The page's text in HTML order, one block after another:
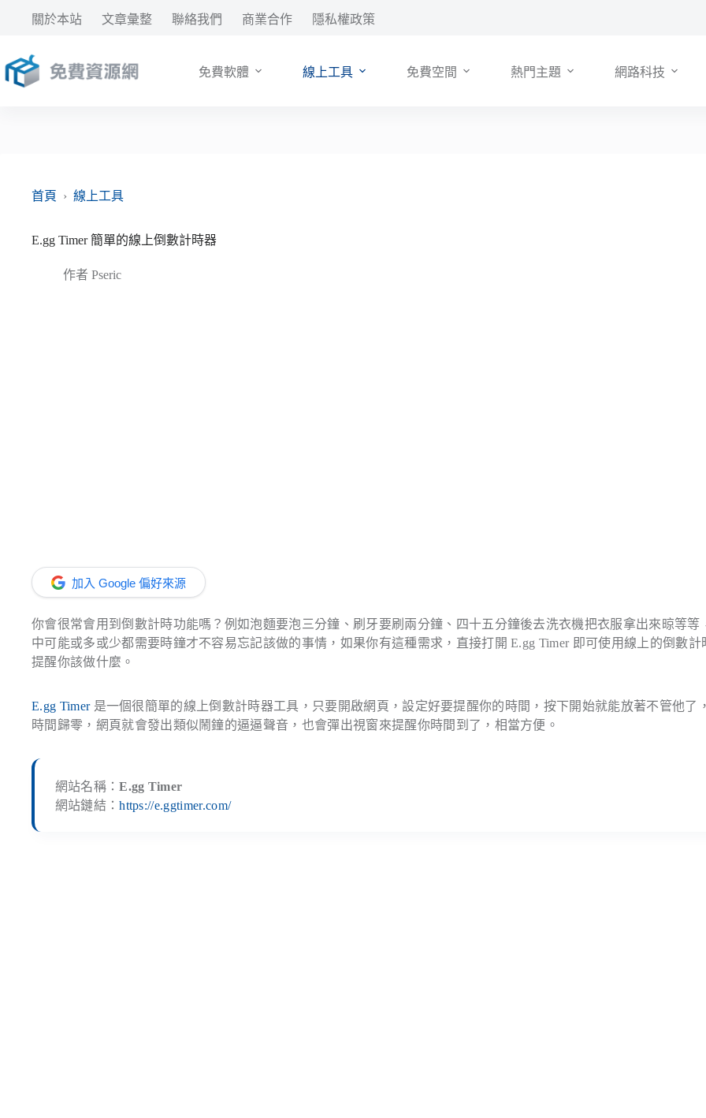
要
內
關於本站 文章彙整 聯絡我們 商業合作 隱私權政策
免費軟體 線上工具 免費空間 熱門主題 網路科技
首頁 › 線上工具
E.gg Timer 簡單的線上倒數計時器
作者 Pseric
加入 Google 偏好來源
你會很常會用到倒數計時功能嗎？例如泡麵要泡三分鐘、刷牙要刷兩分鐘、四十五分鐘後去洗衣機把衣服拿出來晾等等
中可能或多或少都需要時鐘才不容易忘記該做的事情，如果你有這種需求，直接打開 E.gg Timer 即可使用線上的倒數計
提醒你該做什麼。
E.gg Timer是一個很簡單的線上倒數計時器工具，只要開啟網頁，設定好要提醒你的時間，按下開始就能放著不管他了
時間歸零，網頁就會發出類似鬧鐘的逼逼聲音，也會彈出視窗來提醒你時間到了，相當方便。
網站名稱：E.gg Timer
網站鏈結：https://e.ggtimer.com/